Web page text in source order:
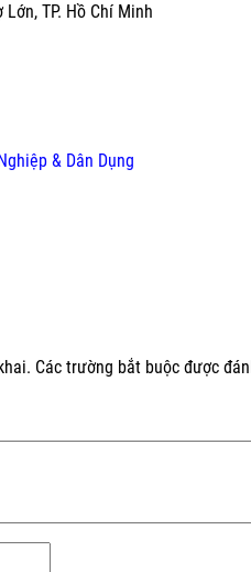
TP. Hồ Chí Minh
& Dân Dụng
Các trường bắt buộc được